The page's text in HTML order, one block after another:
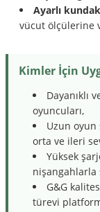
Ayarlı
vücut ölçülerine
Kimler İçin
Dayanıklı
oyuncuları,
Uzun
orta ve ileri
Yüksek
nişangahlarla
G&G
türevi